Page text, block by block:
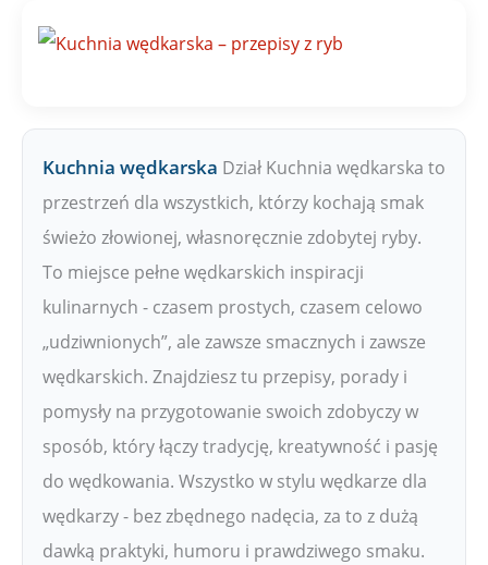
Kuchnia wędkarska Dział Kuchnia wędkarska to
przestrzeń dla wszystkich, którzy kochają smak
świeżo złowionej, własnoręcznie zdobytej ryby.
To miejsce pełne wędkarskich inspiracji
kulinarnych - czasem prostych, czasem celowo
„udziwnionych”, ale zawsze smacznych i zawsze
wędkarskich. Znajdziesz tu przepisy, porady i
pomysły na przygotowanie swoich zdobyczy w
sposób, który łączy tradycję, kreatywność i pasję
do wędkowania. Wszystko w stylu wędkarze dla
wędkarzy - bez zbędnego nadęcia, za to z dużą
dawką praktyki, humoru i prawdziwego smaku.